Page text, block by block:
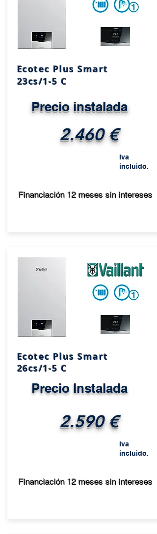
Ecotec Plus Smart
23cs/1-5 C
2.460 €
Iva
incluido.
Financiación 12 meses sin intereses
Ecotec Plus Smart
26cs/1-5 C
2.590 €
Iva
incluido.
Financiación 12 meses sin intereses
Precio Instalada
Precio instalada